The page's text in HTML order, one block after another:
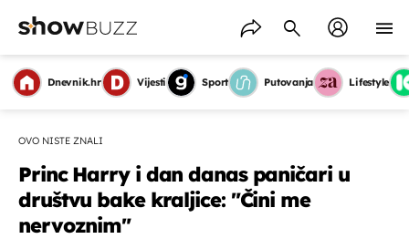
Dnevnik.hr Vijesti Sport Putovanja Lifestyle
OVO NISTE ZNALI
Princ Harry i dan danas paničari u
društvu bake kraljice: "Čini me
nervoznim"